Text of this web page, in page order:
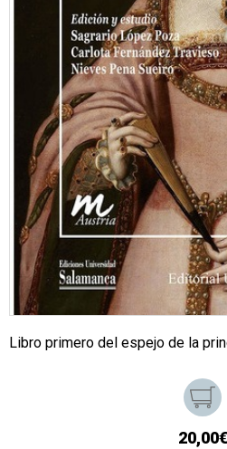
Libro primero del espejo de la
20,00€